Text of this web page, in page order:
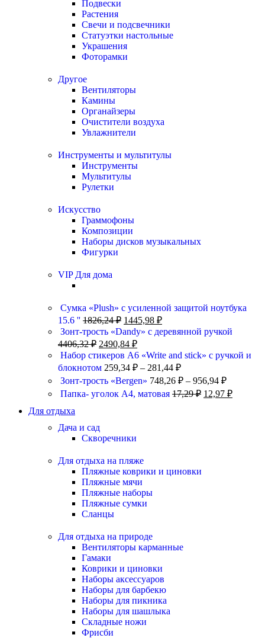
Подвески
Растения
Свечи и подсвечники
Статуэтки настольные
Украшения
Фоторамки
Другое
Вентиляторы
Камины
Органайзеры
Очистители воздуха
Увлажнители
Инструменты и мультитулы
Инструменты
Мультитулы
Рулетки
Искусство
Граммофоны
Композиции
Наборы дисков музыкальных
Фигурки
VIP Для дома
Сумка «Plush» c усиленной защитой ноутбука
15.6 '' 1826,24₽ 1445,98 ₽
Зонт-трость «Dandy» с деревянной ручкой
4406,32₽ 2490,84 ₽
Набор стикеров А6 «Write and stick» с ручкой и
блокнотом 259,34 ₽ – 281,44 ₽
Зонт-трость «Bergen» 748,26 ₽ – 956,94 ₽
Папка- уголок А4, матовая 17,29₽ 12,97 ₽
Для отдыха
Дача и сад
Скворечники
Для отдыха на пляже
Пляжные коврики и циновки
Пляжные мячи
Пляжные наборы
Пляжные сумки
Сланцы
Для отдыха на природе
Вентиляторы карманные
Гамаки
Коврики и циновки
Наборы аксессуаров
Наборы для барбекю
Наборы для пикника
Наборы для шашлыка
Складные ножи
Фрисби